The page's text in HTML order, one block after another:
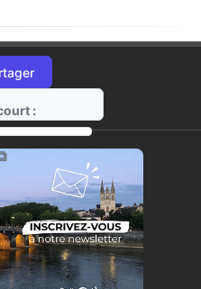
:
https://radio-g.fr?21029